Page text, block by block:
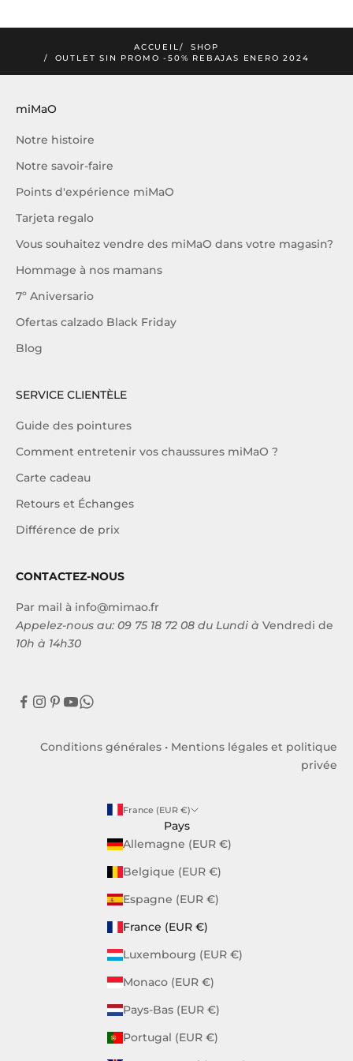
ACCUEIL
SHOP
OUTLET SIN PROMO -50% REBAJAS ENERO 2024
miMaO
Notre histoire
Notre savoir-faire
Points d'expérience miMaO
Tarjeta regalo
Vous souhaitez vendre des miMaO dans votre magasin?
Hommage à nos mamans
7º Aniversario
Ofertas calzado Black Friday
Blog
SERVICE CLIENTÈLE
Guide des pointures
Comment entretenir vos chaussures miMaO ?
Carte cadeau
Retours et Échanges
Différence de prix
CONTACTEZ-NOUS
Par mail à info@mimao.fr
Appelez-nous au: 09 75 18 72 08 du Lundi à Vendredi de
10h à 14h30
Conditions générales • Mentions légales et politique
privée
France (EUR €)
Pays
Allemagne (EUR €)
Belgique (EUR €)
Espagne (EUR €)
France (EUR €)
Luxembourg (EUR €)
Monaco (EUR €)
Pays-Bas (EUR €)
Portugal (EUR €)